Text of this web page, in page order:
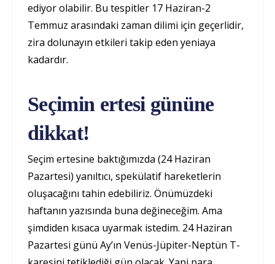
ediyor olabilir. Bu tespitler 17 Haziran-2
Temmuz arasındaki zaman dilimi için geçerlidir,
zira dolunayın etkileri takip eden yeniaya
kadardır.
Seçimin ertesi gününe
dikkat!
Seçim ertesine baktığımızda (24 Haziran
Pazartesi) yanıltıcı, spekülatif hareketlerin
oluşacağını tahin edebiliriz. Önümüzdeki
haftanın yazısında buna değineceğim. Ama
şimdiden kısaca uyarmak istedim. 24 Haziran
Pazartesi günü Ay’ın Venüs-Jüpiter-Neptün T-